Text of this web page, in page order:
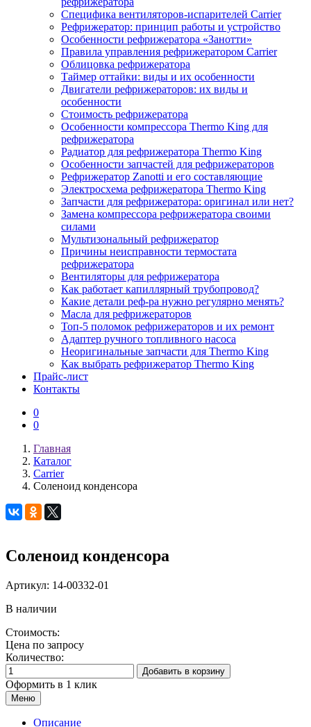
Специфика вентиляторов-испарителей Carrier
Рефрижератор: принцип работы и устройство
Особенности рефрижератора «Занотти»
Правила управления рефрижератором Carrier
Облицовка рефрижератора
Таймер оттайки: виды и их особенности
Двигатели рефрижераторов: их виды и
особенности
Стоимость рефрижератора
Особенности компрессора Thermo King для
рефрижератора
Радиатор для рефрижератора Thermo King
Особенности запчастей для рефрижераторов
Рефрижератор Zanotti и его составляющие
Электросхема рефрижератора Thermo King
Запчасти для рефрижератора: оригинал или нет?
Замена компрессора рефрижератора своими
силами
Мультизональный рефрижератор
Причины неисправности термостата
рефрижератора
Вентиляторы для рефрижератора
Как работает капиллярный трубопровод?
Какие детали реф-ра нужно регулярно менять?
Масла для рефрижераторов
Топ-5 поломок рефрижераторов и их ремонт
Адаптер ручного топливного насоса
Неоригинальные запчасти для Thermo King
Как выбрать рефрижератор Thermo King
Прайс-лист
Контакты
0
0
Главная
Каталог
Carrier
Соленоид конденсора
Соленоид конденсора
Артикул: 14-00332-01
В наличии
Стоимость:
Цена по запросу
Количество:
Добавить в корзину
Оформить в 1 клик
Меню
Описание